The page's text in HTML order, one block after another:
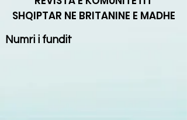
SHQIPTAR NE BRITANINE E MADHE
Numri i fundit